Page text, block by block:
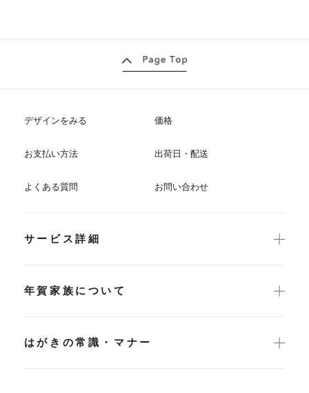
デザインをみる 価格
お支払い方法 出荷日・配送
よくある質問 お問い合わせ
サービス詳細
年賀家族について
はがきの常識・マナー